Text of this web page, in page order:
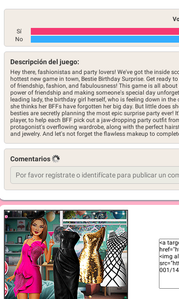
Sí
No
Descripción del juego:
Hey there, fashionistas and party lovers! We've got the inside
hottest new game in town, Bestie Birthday Surprise. Get ready
of friendship, fashion, and fabulousness! This game is all
power of friendship and making someone's special day
leading lady, the birthday girl herself, who is feeling down in the
she thinks her BFFs have forgotten her big day. But little does
besties are secretly planning the most epic surprise party ever!
player, to help each BFF pick out a jaw-dropping party outfit
protagonist's overflowing wardrobe, along with the perfect
and jewelry. And let's not forget the flawless makeup to
Comentarios